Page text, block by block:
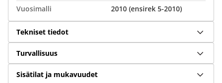
Vuosimalli
2010 (ensirek 5-2010)
Tekniset tiedot
Turvallisuus
Sisätilat ja mukavuudet